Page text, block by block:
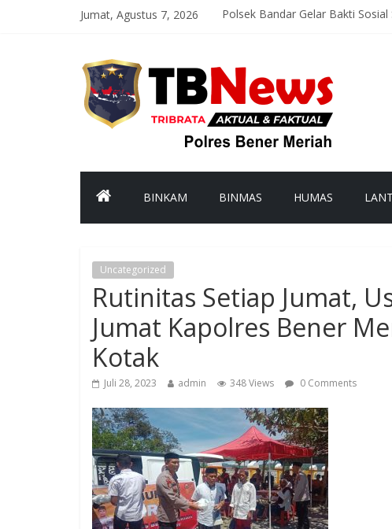
Jumat, Agustus 7, 2026
Polsek Bandar Gelar Bakti
Patroli Malam Polsek Wih
Bhabinkamtibmas Kampung
BINKAM BINMAS HUMAS
Uncategorized
Rutinitas Setiap Jumat,
Jumat Kapolres Bener
Kotak
Juli 28, 2023 admin 348 Views 0 Comments